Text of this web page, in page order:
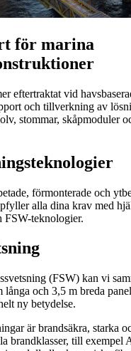
för marina
eftertraktat vid
och tillverkning av
stommar, skåpmoduler
förmonterade och
alla dina krav med
FSW-teknologier.
(FSW) kan vi
och 3,5 m breda
ny betydelse.
är brandsäkra, starka
brandklasser, till exempel